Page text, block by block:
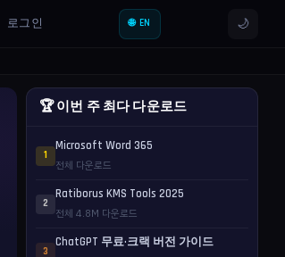
로그인 🌐 EN 🌙
🏆 이번 주 최다 다운로드
1
Microsoft Word 365
전체 다운로드
2
Ratiborus KMS Tools 2025
전체 4.8M 다운로드
3
ChatGPT 무료·크랙 버전 가이드